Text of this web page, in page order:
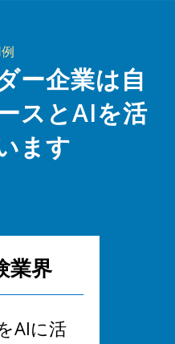
ー企業は自
スとAIを活
ます
業界
AIに活